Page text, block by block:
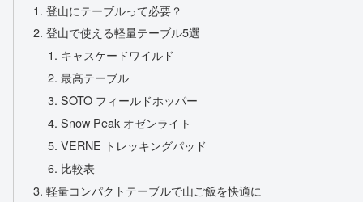
登山にテーブルって必要？
登山で使える軽量テーブル5選
キャスケードワイルド
最高テーブル
SOTO フィールドホッパー
Snow Peak オゼンライト
VERNE トレッキングパッド
比較表
軽量コンパクトテーブルで山ご飯を快適に